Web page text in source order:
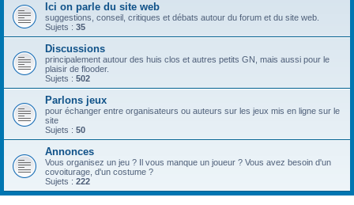
e
Ici on parle du site web
suggestions, conseil, critiques et débats autour du forum et du site web.
Sujets : 35
Discussions
principalement autour des huis clos et autres petits GN, mais aussi pour le
plaisir de flooder.
Sujets : 502
Parlons jeux
pour échanger entre organisateurs ou auteurs sur les jeux mis en ligne sur le
site
Sujets : 50
Annonces
Vous organisez un jeu ? Il vous manque un joueur ? Vous avez besoin d'un
covoiturage, d'un costume ?
Sujets : 222